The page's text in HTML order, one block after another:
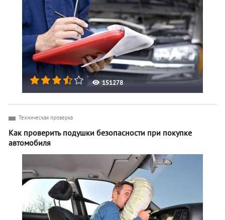
151278
Техническая проверка
Как проверить подушки безопасности при покупке
автомобиля